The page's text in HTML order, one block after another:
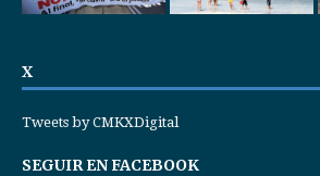
X
Tweets by CMKXDigital
SEGUIR EN FACEBOOK